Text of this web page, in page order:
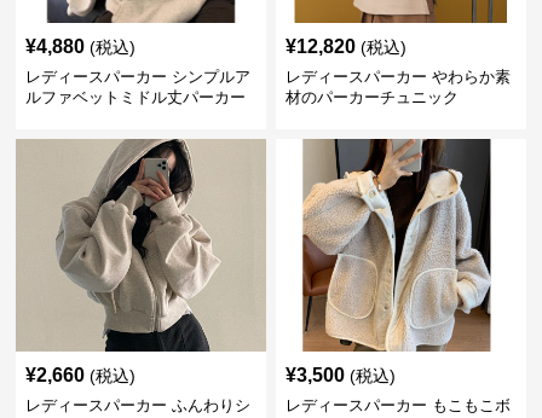
¥4,880 (税込)
レディースパーカー シンプルア
ルファベットミドル丈パーカー
¥12,820 (税込)
レディースパーカー やわらか素
材のパーカーチュニック
¥2,660 (税込)
レディースパーカー ふんわりシ
¥3,500 (税込)
レディースパーカー もこもこボ